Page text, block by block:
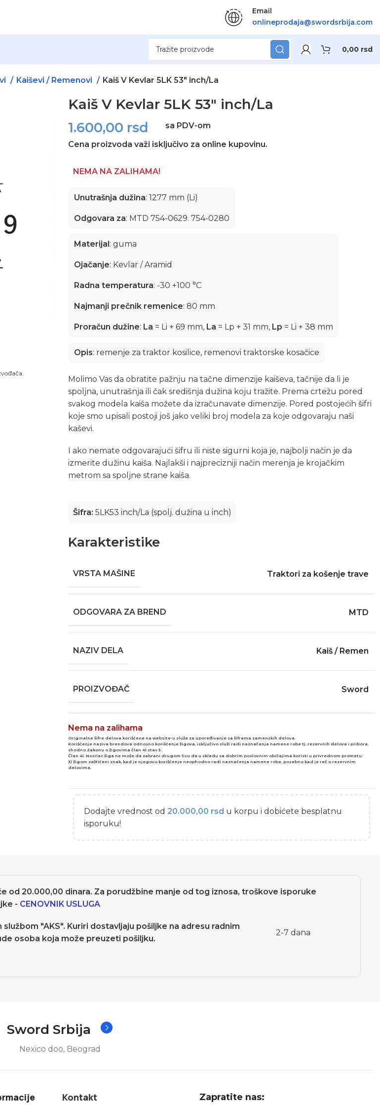
Email
onlineprodaja@swordsrbija.com
0,00 rsd
Kaiševi / Remenovi Kaiš V Kevlar 5LK 53″ inch/La
Kaiš V Kevlar 5LK 53″ inch/La
1.600,00 rsd sa PDV-om
Cena proizvoda važi isključivo za online kupovinu.
NEMA NA ZALIHAMA!
Unutrašnja dužina: 1277 mm (Li)
Odgovara za: MTD 754-0629. 754-0280
Materijal: guma
Ojačanje: Kevlar / Aramid
Radna temperatura: -30 +100 °C
Najmanji prečnik remenice: 80 mm
Proračun dužine: La = Li + 69 mm, La = Lp + 31 mm, Lp = Li + 38 mm
Opis: remenje za traktor kosilice, remenovi traktorske kosačice
Molimo Vas da obratite pažnju na tačne dimenzije kaiševa, tačnije da li je
spoljna, unutrašnja ili čak središnja dužina koju tražite. Prema crtežu pored
svakog modela kaiša možete da izračunavate dimenzije. Pored postojećih šifri
koje smo upisali postoji još jako veliki broj modela za koje odgovaraju naši
kaševi.
I ako nemate odgovarajući šifru ili niste sigurni koja je, najbolji način je da
izmerite dužinu kaiša. Najlakši i najprecizniji način merenja je krojačkim
metrom sa spoljne strane kaiša.
Šifra: 5LK53 inch/La (spolj. dužina u inch)
Karakteristike
VRSTA MAŠINE Traktori za košenje trave
ODGOVARA ZA BREND MTD
NAZIV DELA Kaiš / Remen
PROIZVOĐAČ Sword
Nema na zalihama
Originalne šifre delova korišćene na website-u služe za upoređivanje sa šiframa zamenskih delova.
Korišćenje naziva brendova odnosno korišćenje žigova, isključivo služi radi naznačenja namene robe tj. rezervnih delova i pribora,
shodno Zakonu o žigovima član 41 stav 3.
Član 41. Nosilac žiga ne može da zabrani drugom licu da u skladu sa dobrim poslovnim običajima koristi u privrednom prometu:
3) žigom zaštićeni znak, kad je njegovo korišćenje neophodno radi naznačenja namene robe, posebno kad je reč o rezervnim
delovima.
Dodajte vrednost od 20.000,00 rsd u korpu i dobićete besplatnu
isporuku!
od 20.000,00 dinara. Za porudžbine manje od tog iznosa, troškove isporuke
- CENOVNIK USLUGA
"AKS". Kuriri dostavljaju pošiljke na adresu radnim
osoba koja može preuzeti pošiljku.
2-7 dana
Sword Srbija
Nexico doo, Beograd
Kontakt Zapratite nas: